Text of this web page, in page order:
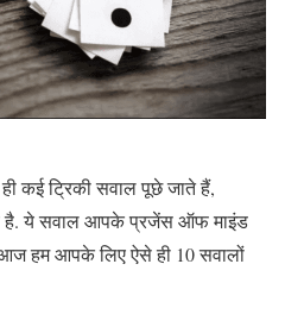
कई ट्रिकी सवाल पूछे जाते हैं,
है. ये सवाल आपके प्रजेंस ऑफ माइंड
हम आपके लिए ऐसे ही 10 सवालों